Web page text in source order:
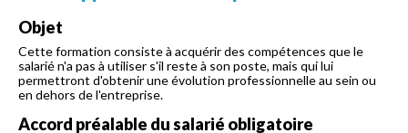
Objet
Cette formation consiste à acquérir des compétences que le
salarié n'a pas à utiliser s'il reste à son poste, mais qui lui
permettront d'obtenir une évolution professionnelle au sein ou
en dehors de l'entreprise.
Accord préalable du salarié obligatoire